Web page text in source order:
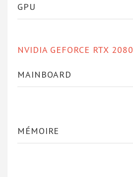
GPU
NVIDIA GEFORCE RTX 2080
MAINBOARD
MÉMOIRE